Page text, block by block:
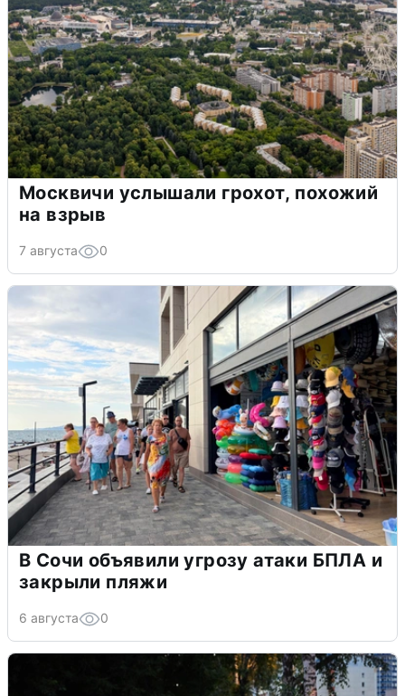
Москвичи услышали грохот, похожий
на взрыв
7 августа 0
В Сочи объявили угрозу атаки БПЛА и
закрыли пляжи
6 августа 0